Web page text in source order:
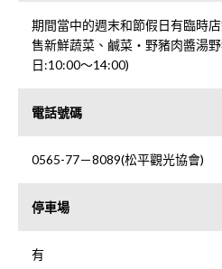
期間當中的週末和節假日有臨時
售新鮮蔬菜、鹹菜・野豬肉醬湯
日:10:00～14:00)
電話號碼
0565-77－8089(松平觀光協會)
停車場
有